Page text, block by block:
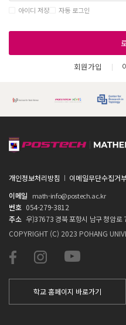
아이디 저장 자동 로그인
회원가입
개인정보처리방침 이메일무단수집거
이메일
math-info@postech.ac.kr
번호 054-279-3812
주소 우)37673 경북 포항시 남구 청암로
COPYRIGHT (C) 2023 POHANG
학교 홈페이지 바로가기